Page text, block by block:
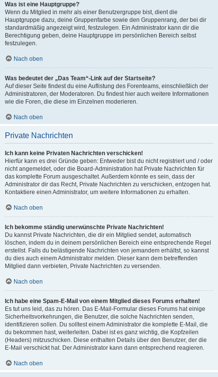
Was ist eine Hauptgruppe?
Wenn du Mitglied in mehr als einer Benutzergruppe bist, dient die
Hauptgruppe dazu, deine Gruppenfarbe sowie den Gruppenrang, der bei dir
standardmäßig angezeigt wird, festzulegen. Ein Administrator kann dir die
Berechtigung geben, deine Hauptgruppe im persönlichen Bereich selbst
festzulegen.
Nach oben
Was bedeutet der „Das Team“-Link auf der Startseite?
Auf dieser Seite findest du eine Auflistung des Forenteams, einschließlich der
Administratoren, der Moderatoren. Du findest hier auch weitere Informationen
wie die Foren, die diese im Einzelnen moderieren.
Nach oben
Private Nachrichten
Ich kann keine Privaten Nachrichten verschicken!
Hierfür kann es drei Gründe geben: Entweder bist du nicht registriert und / oder
nicht angemeldet, oder die Board-Administration hat Private Nachrichten für
das komplette Forum ausgeschaltet. Außerdem könnte es sein, dass der
Administrator dir das Recht, Private Nachrichten zu verschicken, entzogen hat.
Kontaktiere einen Administrator, um weitere Informationen zu erhalten.
Nach oben
Ich bekomme ständig unerwünschte Private Nachrichten!
Du kannst Private Nachrichten, die dir ein Mitglied sendet, automatisch
löschen, indem du in deinem persönlichen Bereich eine entsprechende Regel
erstellst. Falls du belästigende Nachrichten von jemandem erhältst, so kannst
du dies auch einem Administrator melden. Dieser kann dem betreffenden
Mitglied dann verbieten, Private Nachrichten zu versenden.
Nach oben
Ich habe eine Spam-E-Mail von einem Mitglied dieses Forums erhalten!
Es tut uns leid, das zu hören. Das E-Mail-Formular dieses Forums hat einige
Sicherheitsvorkehrungen, die Benutzer, die solche Nachrichten senden,
identifizieren sollen. Du solltest einem Administrator die komplette E-Mail, die
du bekommen hast, weiterleiten. Dabei ist es ganz wichtig, die Kopfzeilen
(Headers) mitzuschicken. Diese enthalten Details über den Benutzer, der die
E-Mail verschickt hat. Der Administrator kann dann entsprechend reagieren.
Nach oben